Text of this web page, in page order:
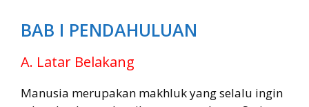
BAB I PENDAHULUAN
A. Latar Belakang
Manusia merupakan makhluk yang selalu ingin